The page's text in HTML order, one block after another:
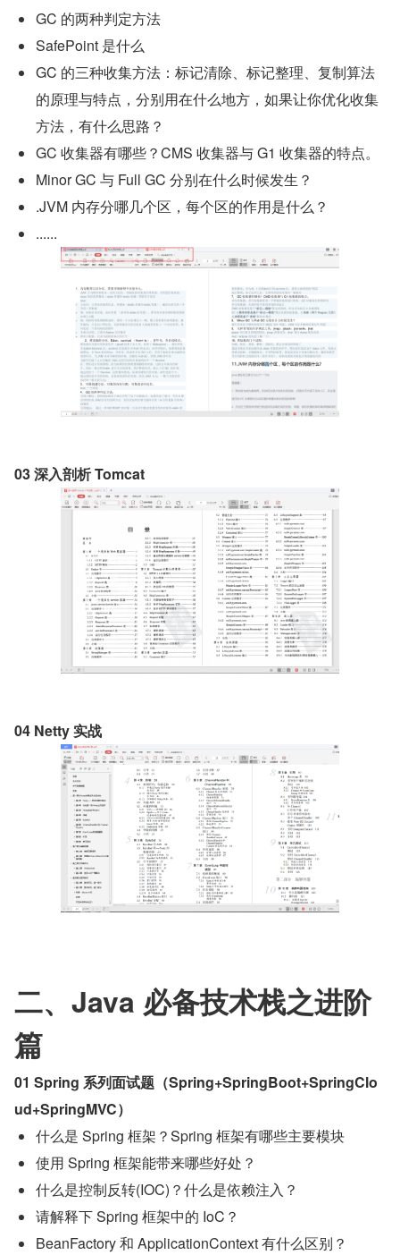
GC 的两种判定方法
SafePoint 是什么
GC 的三种收集方法：标记清除、标记整理、复制算法
的原理与特点，分别用在什么地方，如果让你优化收集
方法，有什么思路？
GC 收集器有哪些？CMS 收集器与 G1 收集器的特点。
Minor GC 与 Full GC 分别在什么时候发生？
.JVM 内存分哪几个区，每个区的作用是什么？
......
03 深入剖析 Tomcat
04 Netty 实战
二、Java 必备技术栈之进阶
篇
01 Spring 系列面试题（Spring+SpringBoot+SpringClo
ud+SpringMVC）
什么是 Spring 框架？Spring 框架有哪些主要模块
使用 Spring 框架能带来哪些好处？
什么是控制反转(IOC)？什么是依赖注入？
请解释下 Spring 框架中的 IoC？
BeanFactory 和 ApplicationContext 有什么区别？